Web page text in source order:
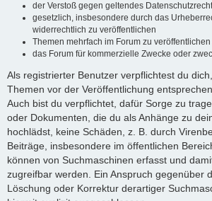
der Verstoß gegen geltendes
gesetzlich, insbesondere durch das
widerrechtlich zu veröffentlichen
Themen mehrfach im Forum zu
das Forum für kommerzielle Zwecke oder
Als registrierter Benutzer verpflichtest du
Themen vor der Veröffentlichung
Auch bist du verpflichtet, dafür Sorge zu
oder Dokumenten, die du als Anhänge zu
hochlädst, keine Schäden, z. B. durch
Beiträge, insbesondere im öffentlichen
können von Suchmaschinen erfasst und
zugreifbar werden. Ein Anspruch gegenüber
Löschung oder Korrektur derartiger